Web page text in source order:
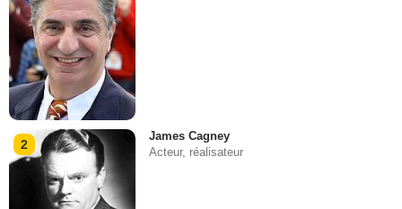
2
James Cagney
Acteur, réalisateur